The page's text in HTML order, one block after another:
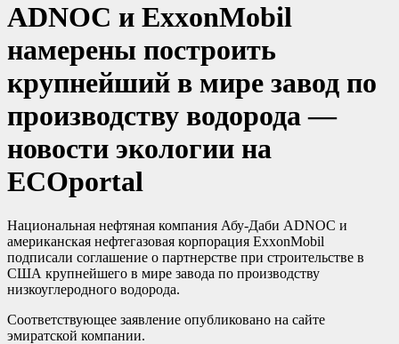
ADNOC и ExxonMobil
намерены построить
крупнейший в мире завод по
производству водорода —
новости экологии на
ECOportal
Национальная нефтяная компания Абу-Даби ADNOC и
американская нефтегазовая корпорация ExxonMobil
подписали соглашение о партнерстве при строительстве в
США крупнейшего в мире завода по производству
низкоуглеродного водорода.
Соответствующее заявление опубликовано на сайте
эмиратской компании.